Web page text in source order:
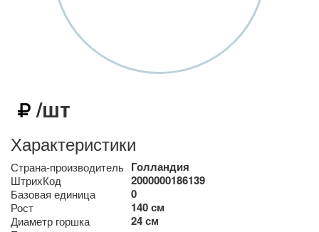
/шт
Характеристики
Страна-производитель Голландия
ШтрихКод 2000000186139
Базовая единица 0
Рост 140 см
Диаметр горшка 24 см